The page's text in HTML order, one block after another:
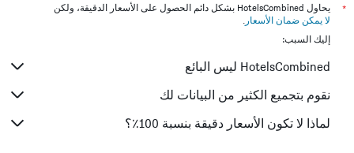
*
يحاول HotelsCombined بشكل دائم الحصول على الأسعار الدقيقة، ولكن
لا يمكن ضمان الأسعار .
إليك السبب:
HotelsCombined ليس البائع
نقوم بتجميع الكثير من البيانات لك
لماذا لا تكون الأسعار دقيقة بنسبة 100٪؟